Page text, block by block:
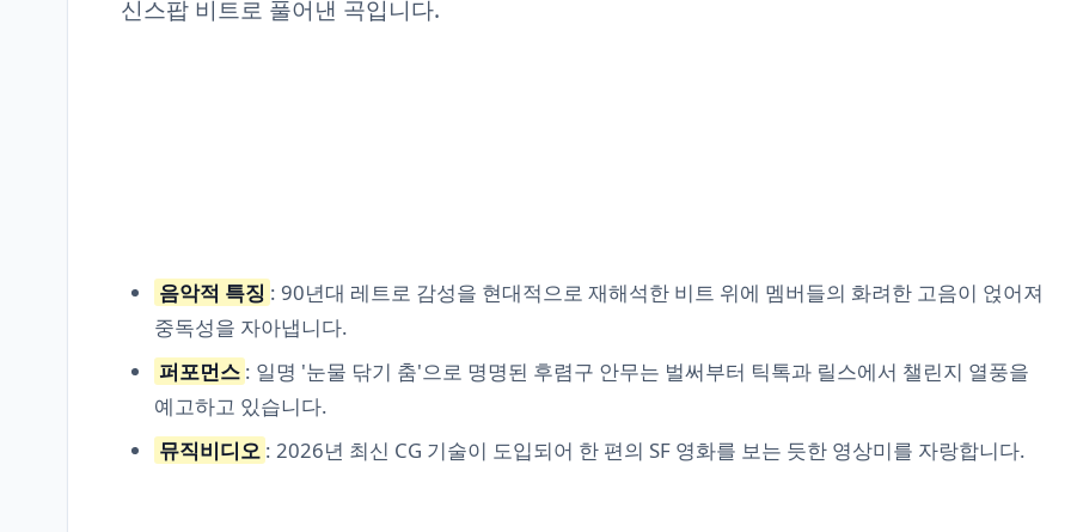
신스팝 비트로 풀어낸 곡입니다.
음악적 특징 : 90년대 레트로 감성을 현대적으로 재해석한 비트 위에 멤버들의 화려한 고음이 얹어져
중독성을 자아냅니다.
퍼포먼스 : 일명 '눈물 닦기 춤'으로 명명된 후렴구 안무는 벌써부터 틱톡과 릴스에서 챌린지 열풍을
예고하고 있습니다.
뮤직비디오 : 2026년 최신 CG 기술이 도입되어 한 편의 SF 영화를 보는 듯한 영상미를 자랑합니다.